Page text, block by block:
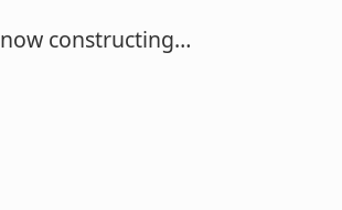
now constructing…